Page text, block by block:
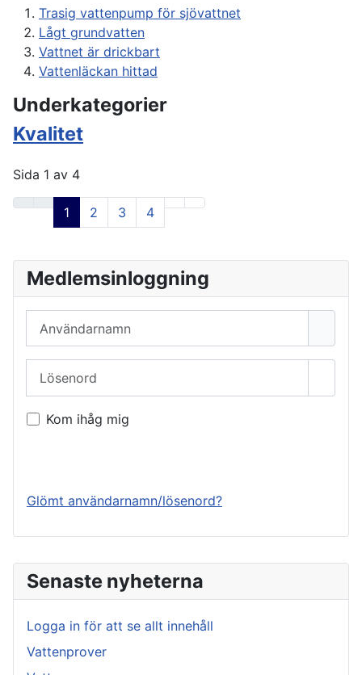
Senaste nyheterna
Logga in för att se allt innehåll
Vattenprover
Trasig vattenpump för sjövattnet
Lågt grundvatten
Vattnet är drickbart
Vattenläckan hittad
Underkategorier
Kvalitet
Sida 1 av 4
1 2 3 4
Medlemsinloggning
Kom ihåg mig
Glömt användarnamn/lösenord?